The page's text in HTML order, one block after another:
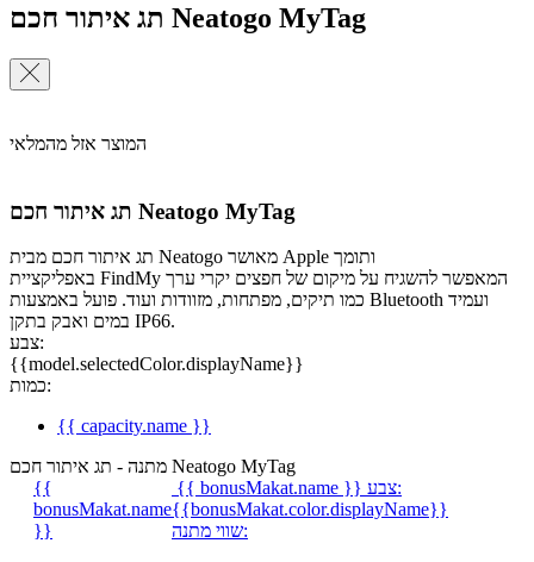
תג איתור חכם Neatogo MyTag
המוצר אזל מהמלאי
תג איתור חכם Neatogo MyTag
תג איתור חכם מבית Neatogo מאושר Apple ותומך
באפליקציית FindMy המאפשר להשגיח על מיקום של חפצים יקרי ערך
כמו תיקים, מפתחות, מזוודות ועוד. פועל באמצעות Bluetooth ועמיד
במים ואבק בתקן IP66.
צבע:
{{model.selectedColor.displayName}}
כמות:
{{ capacity.name }}
מתנה - תג איתור חכם Neatogo MyTag
{{
bonusMakat.name
}}
{{ bonusMakat.name }}
צבע:
{{bonusMakat.color.displayName}}
שווי מתנה: